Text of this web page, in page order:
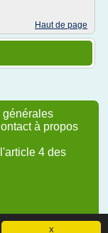
X
Haut de page
à propos
4 des